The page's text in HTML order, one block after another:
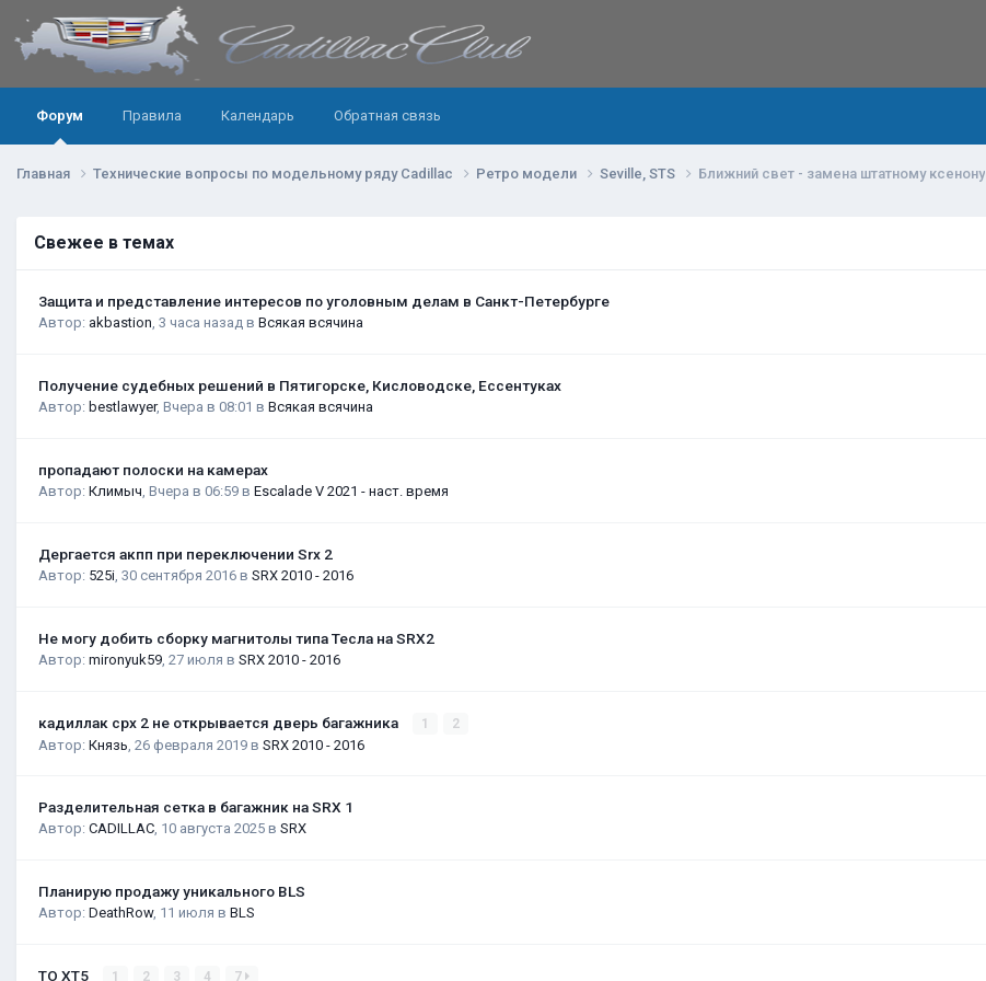
Форум Правила Календарь Обратная связь
Главная Технические вопросы по модельному ряду Cadillac Ретро модели Seville, STS Ближний свет - замена штатному ксенону
Свежее в темах
Защита и представление интересов по уголовным делам в Санкт-Петербурге
Автор: akbastion 3 часа назад в Всякая всячина
Получение судебных решений в Пятигорске, Кисловодске, Ессентуках
Автор: bestlawyer, Вчера в 08:01 в Всякая всячина
пропадают полоски на камерах
Автор: Климыч Вчера в 06:59 в Escalade V 2021 - наст. время
Дергается акпп при переключении Srx 2
Автор: 525i 30 сентября 2016 в SRX 2010 - 2016
Не могу добить сборку магнитолы типа Тесла на SRX2
Автор: mironyuk59 27 июля в SRX 2010 - 2016
кадиллак срх 2 не открывается дверь багажника 1 2
Автор: Князь 26 февраля 2019 в SRX 2010 - 2016
Разделительная сетка в багажник на SRX 1
Автор: CADILLAC 10 августа 2025 в SRX
Планирую продажу уникального BLS
Автор: DeathRow, 11 июля в BLS
ТО XT5 1 2 3 4 7